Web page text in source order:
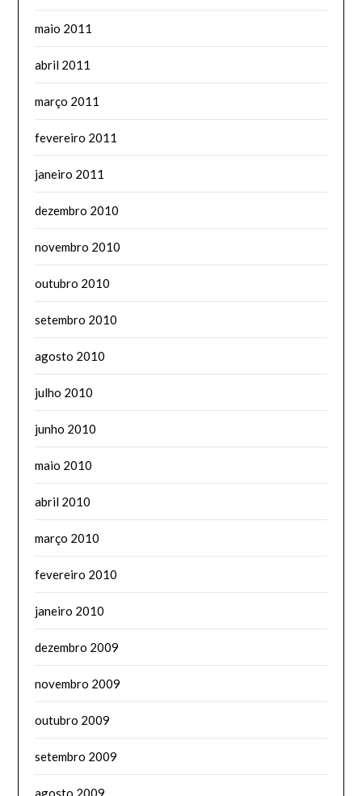
maio 2011
abril 2011
março 2011
fevereiro 2011
janeiro 2011
dezembro 2010
novembro 2010
outubro 2010
setembro 2010
agosto 2010
julho 2010
junho 2010
maio 2010
abril 2010
março 2010
fevereiro 2010
janeiro 2010
dezembro 2009
novembro 2009
outubro 2009
setembro 2009
agosto 2009